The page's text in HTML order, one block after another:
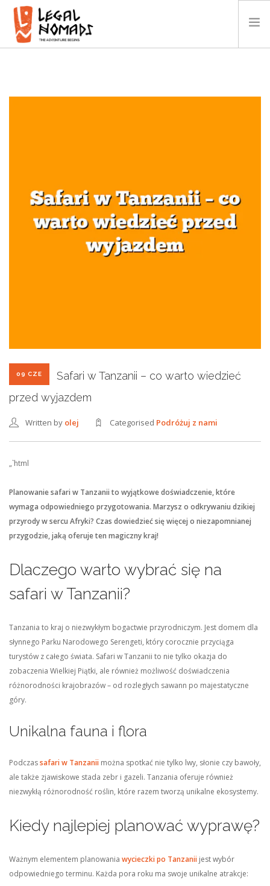
WIDEO
KONTAKT
09 CZE
Safari w Tanzanii – co warto wiedzieć
przed wyjazdem
Written by olej Categorised Podróżuj z nami
„`html
Planowanie safari w Tanzanii to wyjątkowe doświadczenie, które
wymaga odpowiedniego przygotowania. Marzysz o odkrywaniu dzikiej
przyrody w sercu Afryki? Czas dowiedzieć się więcej o niezapomnianej
przygodzie, jaką oferuje ten magiczny kraj!
Dlaczego warto wybrać się na
safari w Tanzanii?
Tanzania to kraj o niezwykłym bogactwie przyrodniczym. Jest domem dla
słynnego Parku Narodowego Serengeti, który corocznie przyciąga
turystów z całego świata. Safari w Tanzanii to nie tylko okazja do
zobaczenia Wielkiej Piątki, ale również możliwość doświadczenia
różnorodności krajobrazów – od rozległych sawann po majestatyczne
góry.
Unikalna fauna i flora
Podczassafari w Tanzanii można spotkać nie tylko lwy, słonie czy bawoły,
ale także zjawiskowe stada zebr i gazeli. Tanzania oferuje również
niezwykłą różnorodność roślin, które razem tworzą unikalne ekosystemy.
Kiedy najlepiej planować wyprawę?
Ważnym elementem planowania wycieczki po Tanzanii jest wybór
odpowiedniego terminu. Każda pora roku ma swoje unikalne atrakcje: